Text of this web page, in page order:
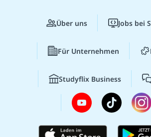
Über uns Jobs bei
Für Unternehmen
Studyflix Business